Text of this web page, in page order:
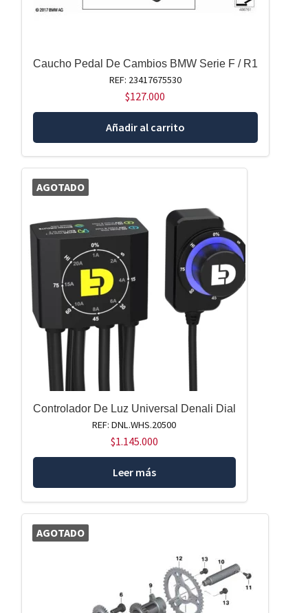
Caucho Pedal De Cambios BMW Serie F / R1
REF: 23417675530
$127.000
Añadir al carrito
AGOTADO
Controlador De Luz Universal Denali Dial
REF: DNL.WHS.20500
$1.145.000
Leer más
AGOTADO